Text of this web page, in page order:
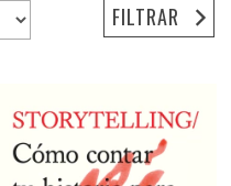
FILTRAR